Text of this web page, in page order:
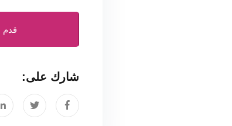
قدم
شارك على: